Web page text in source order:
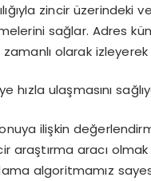
zincir
sağlar. Adres
zamanlı olarak
hızla ulaşmasını
ilişkin
araştırma aracı
algoritmamız